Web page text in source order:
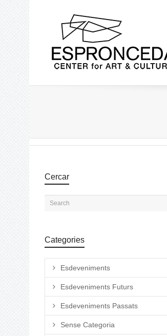
Cercar
Categories
Esdeveniments
Esdeveniments Futurs
Esdeveniments Passats
Sense Categoria